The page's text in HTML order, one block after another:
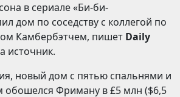
в сериале «Би-би-
дом по соседству с коллегой по
Камбербэтчем, пишет Daily
источник.
новый дом с пятью спальнями и
Фриману в £5 млн ($6,5